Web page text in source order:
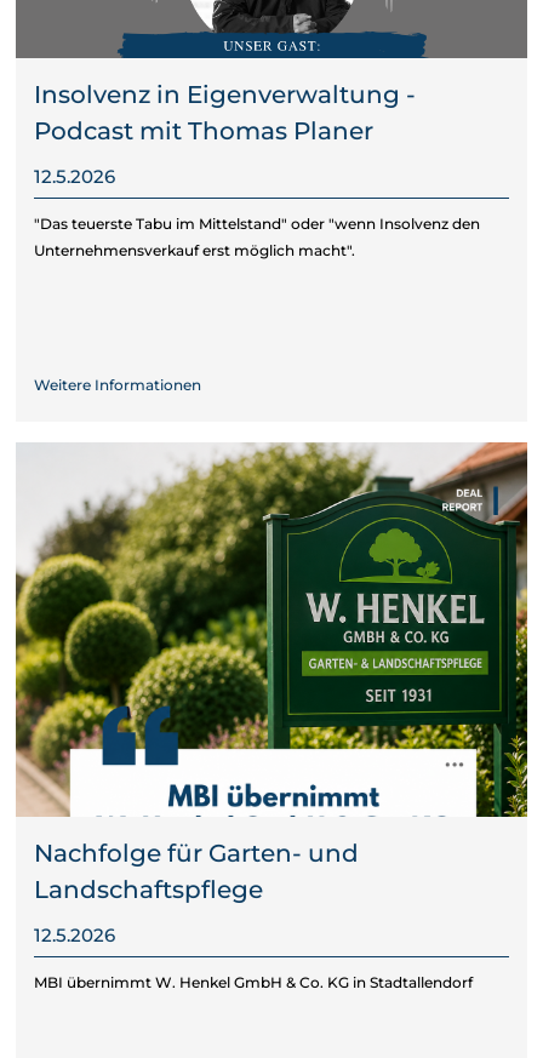
Insolvenz in Eigenverwaltung -
Podcast mit Thomas Planer
12.5.2026
"Das teuerste Tabu im Mittelstand" oder "wenn Insolvenz den
Unternehmensverkauf erst möglich macht".
Weitere Informationen
Nachfolge für Garten- und
Landschaftspflege
12.5.2026
MBI übernimmt W. Henkel GmbH & Co. KG in Stadtallendorf